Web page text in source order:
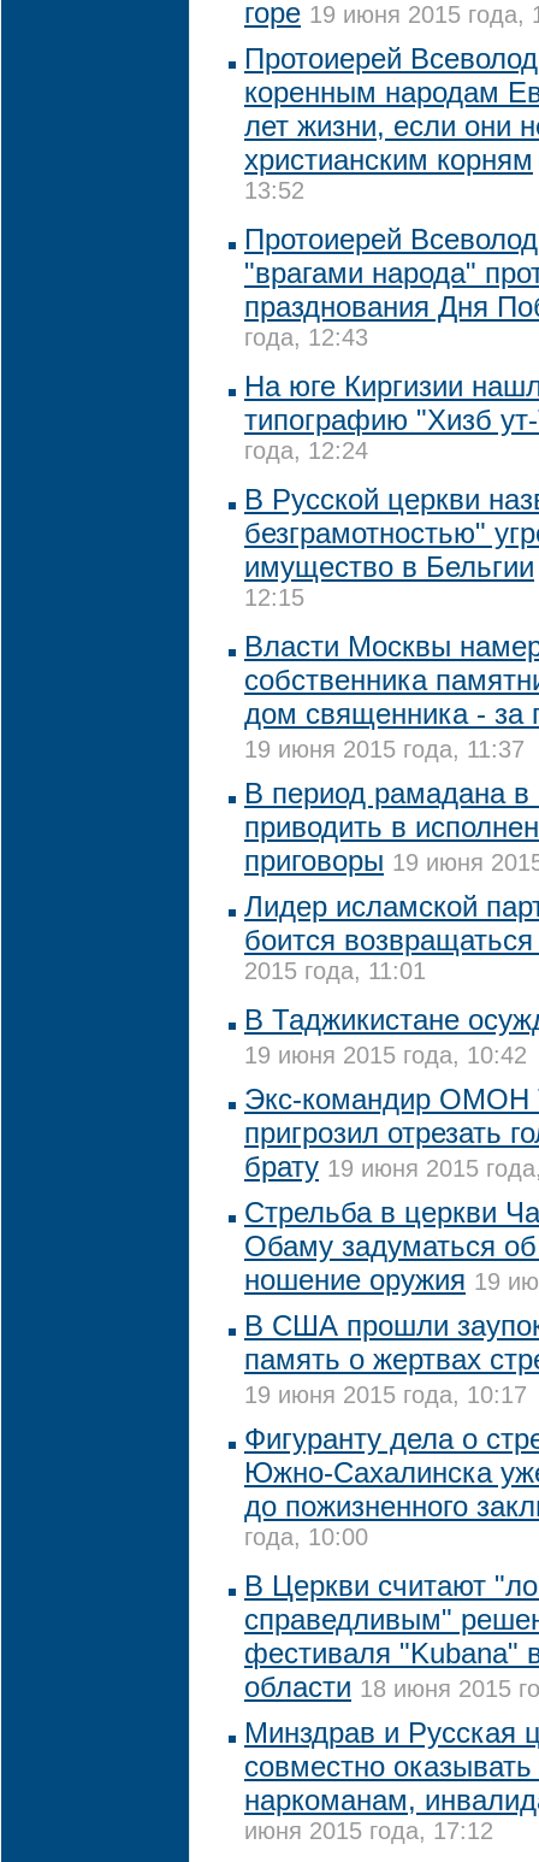
горе 19 июня 2015 года,
Протоиерей
коренным народам
лет жизни, если они
христианским корням
13:52
Протоиерей
"врагами народа"
празднования Дня
года, 12:43
На юге Киргизии
типографию "Хизб
года, 12:24
В Русской церкви
безграмотностью"
имущество в Бельгии
12:15
Власти Москвы
собственника
дом священника - за
19 июня 2015 года, 11:37
В период рамадана в
приводить в
приговоры 19 июня
Лидер исламской
боится
2015 года, 11:01
В Таджикистане
19 июня 2015 года, 10:42
Экс-командир ОМОН
пригрозил отрезать
брату 19 июня 2015
Стрельба в церкви
Обаму задуматься
ношение оружия 19
В США прошли
память о жертвах
19 июня 2015 года, 10:17
Фигуранту дела о
Южно-Сахалинска
до пожизненного
года, 10:00
В Церкви считают
справедливым"
фестиваля "Kubana"
области 18 июня 2015
Минздрав и Русская
совместно
наркоманам,
июня 2015 года, 17:12